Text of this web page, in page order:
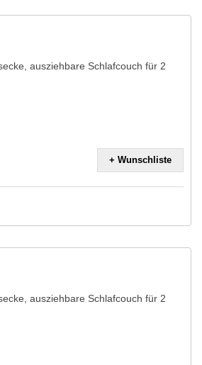
ausziehbare Schlafcouch für 2
+ Wunschliste
ausziehbare Schlafcouch für 2